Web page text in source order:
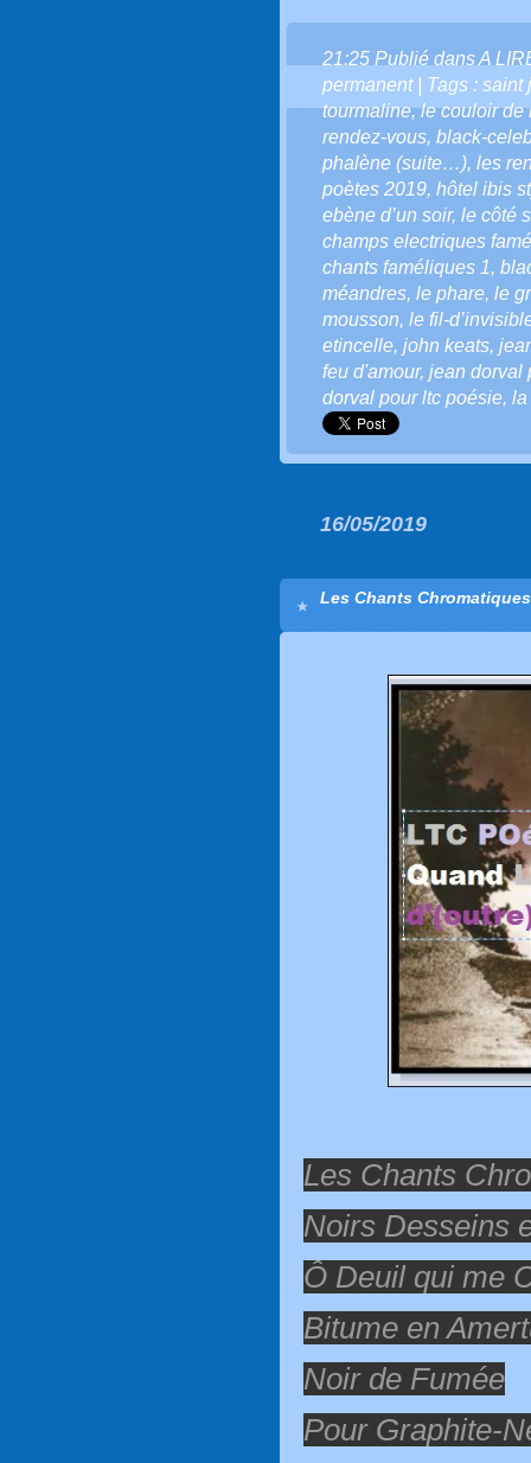
21:25 Publié dansA
permanent| Tags : saint
tourmaline,le couloir de
rendez-vous, black-
phalène (suite…), les
poètes 2019, hôtel ibis
ebène d’un soir, le côté
champs electriques
chants faméliques 1,
méandres, le phare, le
mousson, le fil-
etincelle, john keats,
feu d'amour, jean dorval
dorval pour ltc poésie, la
16/05/2019
Les Chants
Les Chants
Noirs Desseins
Ô Deuil qui me
Bitume en
Noir de Fumée
Pour Graphite-